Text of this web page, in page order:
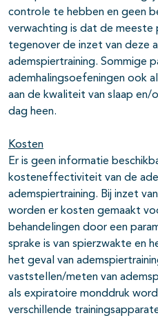
controle te hebben en geen
verwachting is dat de
tegenover de inzet van deze
ademspiertraining. Sommige
ademhalingsoefeningen ook
aan de kwaliteit van slaap
dag heen.
Kosten
Er is geen informatie
kosteneffectiviteit van de
ademspiertraining. Bij inzet
worden er kosten gemaakt
behandelingen door een
sprake is van spierzwakte en
het geval van
vaststellen/meten van
als expiratoire monddruk
verschillende